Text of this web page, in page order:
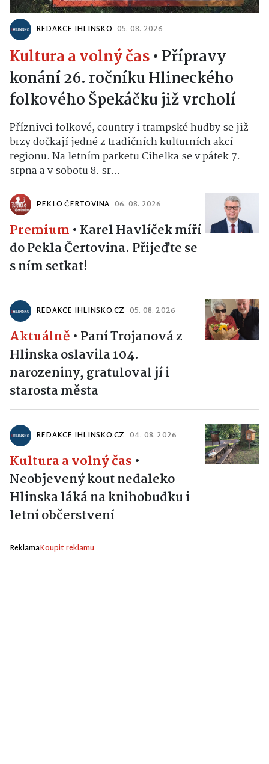
REDAKCE IHLINSKO 05. 08. 2026
Kultura a volný čas• Přípravy
konání 26. ročníku Hlineckého
folkového Špekáčku již vrcholí
Příznivci folkové, country i trampské hudby se již
brzy dočkají jedné z tradičních kulturních akcí
regionu. Na letním parketu Cihelka se v pátek 7.
srpna a v sobotu 8. sr...
PEKLO ČERTOVINA 06. 08. 2026
Premium • Karel Havlíček míří
do Pekla Čertovina. Přijeďte se
s ním setkat!
REDAKCE IHLINSKO.CZ 05. 08. 2026
Aktuálně • Paní Trojanová z
Hlinska oslavila 104.
narozeniny, gratuloval jí i
starosta města
REDAKCE IHLINSKO.CZ 04. 08. 2026
Kultura a volný čas •
Neobjevený kout nedaleko
Hlinska láká na knihobudku i
letní občerstvení
ReklamaKoupit reklamu